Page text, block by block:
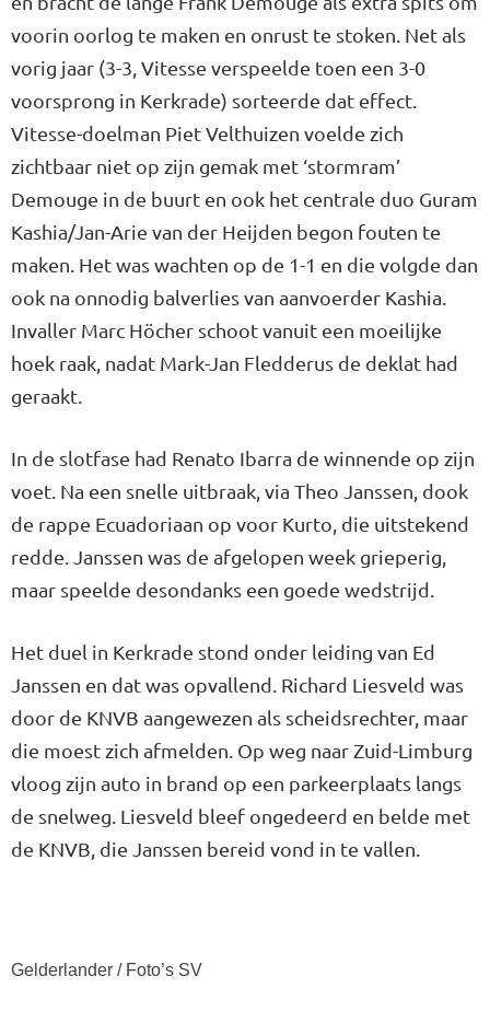
voorin oorlog te maken en onrust te stoken. Net als
vorig jaar (3-3, Vitesse verspeelde toen een 3-0
voorsprong in Kerkrade) sorteerde dat effect.
Vitesse-doel­man Piet Velthuizen voelde zich
zichtbaar niet op zijn gemak met ‘stormram’
Demouge in de buurt en ook het centrale duo Guram
Kashia/Jan-Arie van der Heijden begon fouten te
maken. Het was wachten op de 1-1 en die volgde dan
ook na onnodig balverlies van aanvoerder Kashia.
Invaller Marc Höcher schoot vanuit een moeilijke
hoek raak, nadat Mark-Jan Fledderus de deklat had
geraakt.
In de slotfase had Renato Ibarra de winnende op zijn
voet. Na een snelle uitbraak, via Theo Janssen, dook
de rappe Ecuadoriaan op voor Kurto, die uitstekend
redde. Janssen was de afgelopen week grieperig,
maar speelde deson­danks een goede wedstrijd.
Het duel in Kerkrade stond onder leiding van Ed
Janssen en dat was opvallend. Richard Liesveld was
door de KNVB aangewezen als scheidsrechter, maar
die moest zich afmelden. Op weg naar Zuid-Limburg
vloog zijn auto in brand op een parkeerplaats langs
de snelweg. Liesveld bleef onge­deerd en belde met
de KNVB, die Janssen bereid vond in te vallen.
Gelderlander / Foto’s SV